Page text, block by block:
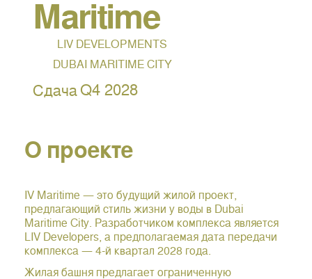
Maritime
LIV DEVELOPMENTS
DUBAI MARITIME CITY
Сдача Q4 2028
О проекте
IV Maritime — это будущий жилой проект,
предлагающий стиль жизни у воды в Dubai
Maritime City. Разработчиком комплекса является
LIV Developers, а предполагаемая дата передачи
комплекса — 4-й квартал 2028 года.
Жилая башня предлагает ограниченную